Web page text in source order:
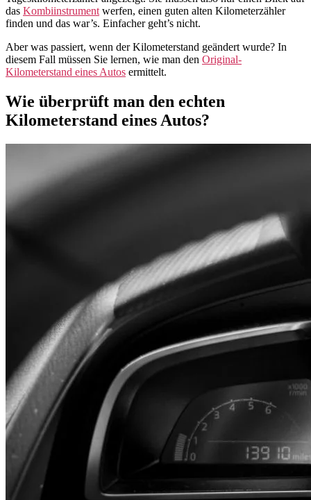
das Kombiinstrument werfen, einen guten alten Kilometerzähler
finden und das war’s. Einfacher geht’s nicht.
Aber was passiert, wenn der Kilometerstand geändert wurde? In
diesem Fall müssen Sie lernen, wie man den Original-
Kilometerstand eines Autos ermittelt.
Wie überprüft man den echten
Kilometerstand eines Autos?